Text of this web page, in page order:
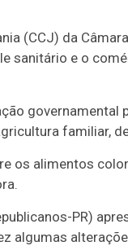
(CCJ) da
sanitário e o
governamental
familiar,
os alimentos
PR)
algumas